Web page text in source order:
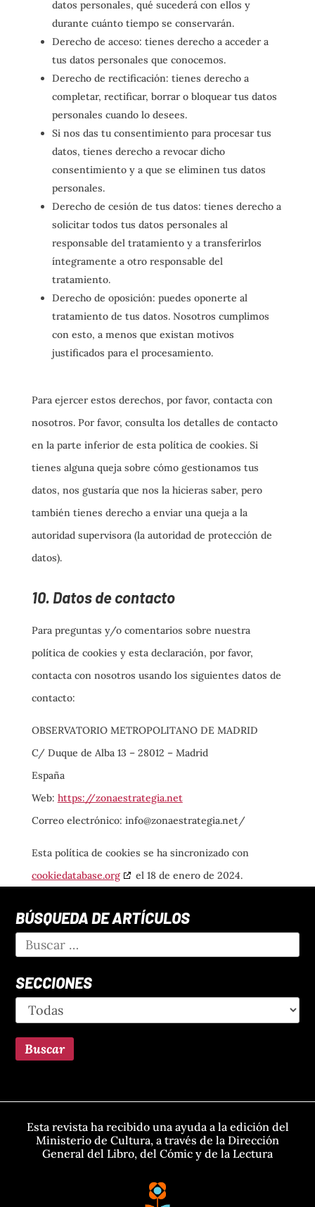
datos personales, qué sucederá con ellos y
durante cuánto tiempo se conservarán.
Derecho de acceso: tienes derecho a acceder a
tus datos personales que conocemos.
Derecho de rectificación: tienes derecho a
completar, rectificar, borrar o bloquear tus datos
personales cuando lo desees.
Si nos das tu consentimiento para procesar tus
datos, tienes derecho a revocar dicho
consentimiento y a que se eliminen tus datos
personales.
Derecho de cesión de tus datos: tienes derecho a
solicitar todos tus datos personales al
responsable del tratamiento y a transferirlos
íntegramente a otro responsable del
tratamiento.
Derecho de oposición: puedes oponerte al
tratamiento de tus datos. Nosotros cumplimos
con esto, a menos que existan motivos
justificados para el procesamiento.
Para ejercer estos derechos, por favor, contacta con
nosotros. Por favor, consulta los detalles de contacto
en la parte inferior de esta política de cookies. Si
tienes alguna queja sobre cómo gestionamos tus
datos, nos gustaría que nos la hicieras saber, pero
también tienes derecho a enviar una queja a la
autoridad supervisora (la autoridad de protección de
datos).
10. Datos de contacto
Para preguntas y/o comentarios sobre nuestra
política de cookies y esta declaración, por favor,
contacta con nosotros usando los siguientes datos de
contacto:
OBSERVATORIO METROPOLITANO DE MADRID
C/ Duque de Alba 13 – 28012 – Madrid
España
Web: https://zonaestrategia.net
Correo electrónico: info@zonaestrategia.net/
Esta política de cookies se ha sincronizado con
cookiedatabase.org
el 18 de enero de 2024.
BÚSQUEDA DE ARTÍCULOS
SECCIONES
Esta revista ha recibido una ayuda a la edición del
Ministerio de Cultura, a través de la Dirección
General del Libro, del Cómic y de la Lectura